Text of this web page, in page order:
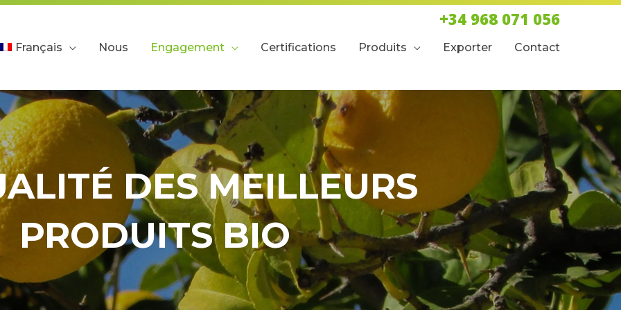
+34 968 071 056
Français Nous Engagement Certifications Produits Exporter Contact
DES MEILLEURS
PRODUITS BIO